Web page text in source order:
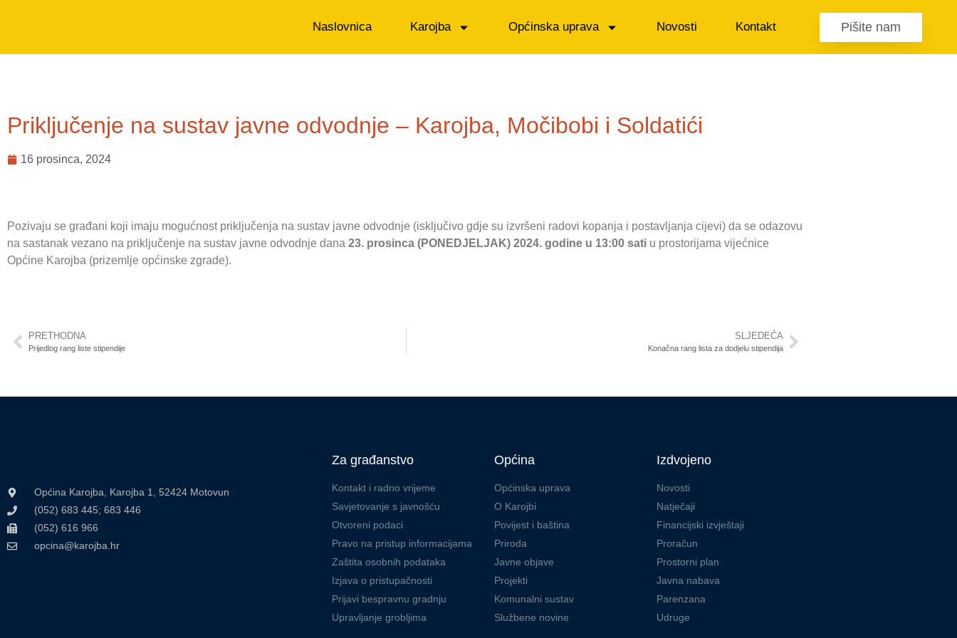
Naslovnica Karojba Općinska uprava Novosti Kontakt Pišite nam
Priključenje na sustav javne odvodnje – Karojba, Močibobi i Soldatići
16 prosinca, 2024
Pozivaju se građani koji imaju mogućnost priključenja na sustav javne odvodnje (isključivo gdje su izvršeni radovi kopanja i postavljanja cijevi) da se odazovu
na sastanak vezano na priključenje na sustav javne odvodnje dana 23. prosinca (PONEDJELJAK) 2024. godine u 13:00 sati u prostorijama vijećnice
Općine Karojba (prizemlje općinske zgrade).
PRETHODNA
Prijedlog rang liste stipendije
SLJEDEĆA
Konačna rang lista za dodjelu stipendija
Općina Karojba, Karojba 1, 52424 Motovun
(052) 683 445; 683 446
(052) 616 966
opcina@karojba.hr
Za građanstvo
Kontakt i radno vrijeme
Savjetovanje s javnošću
Otvoreni podaci
Pravo na pristup informacijama
Zaštita osobnih podataka
Izjava o pristupačnosti
Prijavi bespravnu gradnju
Upravljanje grobljima
Općina
Općinska uprava
O Karojbi
Povijest i baština
Priroda
Javne objave
Projekti
Komunalni sustav
Službene novine
Izdvojeno
Novosti
Natječaji
Financijski izvještaji
Proračun
Prostorni plan
Javna nabava
Parenzana
Udruge